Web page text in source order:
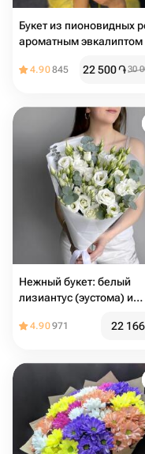
Букет из пионовидных
ароматным эвкалиптом
4.90845 22 500֏30
Нежный букет: белый
лизиантус (эустома) и
4.90971 22 166